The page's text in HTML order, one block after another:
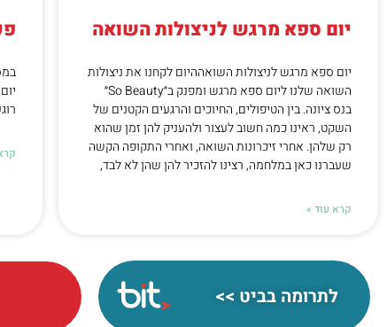
יום ספא מרגש לניצולות השואה
יום ספא מרגש לניצולות השואההיום לקחנו את ניצולות
השואה שלנו ליום ספא מרגש ומפנק ב״So Beauty״
בנס ציונה. בין הטיפולים, החיוכים והרגעים הקטנים של
השקט, ראינו כמה חשוב לעצור ולהעניק להן זמן שהוא
רק שלהן. אחרי זיכרונות השואה, ואחרי התקופה הקשה
שעברנו כאן במלחמה, רצינו להזכיר להן שהן לא לבד,
קרא עוד »
לתרומה בביט >>